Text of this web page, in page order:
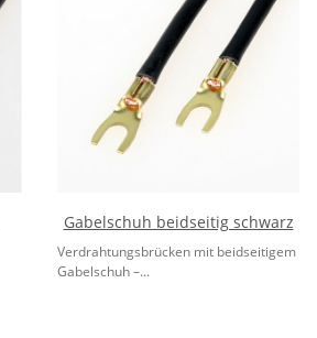
Gabelschuh beidseitig schwarz
Verdrahtungsbrücken mit beidseitigem
Gabelschuh –...